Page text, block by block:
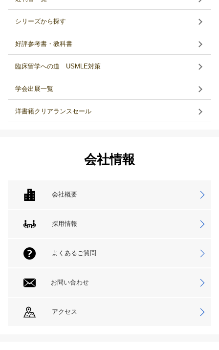
シリーズから探す
好評参考書・教科書
臨床留学への道 USMLE対策
学会出展一覧
洋書籍クリアランスセール
会社情報
会社概要
採用情報
よくあるご質問
お問い合わせ
アクセス